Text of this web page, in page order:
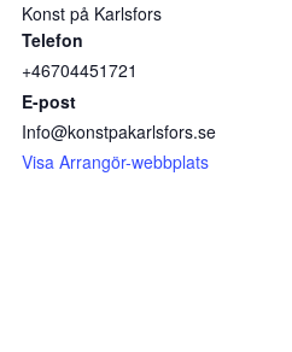
Konst på Karlsfors
Telefon
+46704451721
E-post
Info@konstpakarlsfors.se
Visa Arrangör-webbplats